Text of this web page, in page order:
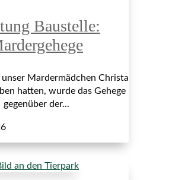
Baustelle:
Mardermädchen Christa
hatten, wurde das Gehege
gegenüber der...